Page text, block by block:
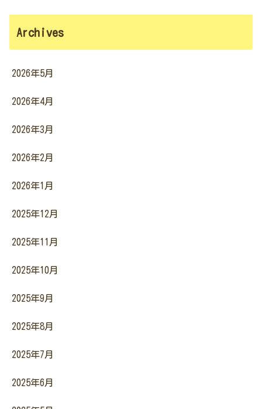
Archives
2026年5月
2026年4月
2026年3月
2026年2月
2026年1月
2025年12月
2025年11月
2025年10月
2025年9月
2025年8月
2025年7月
2025年6月